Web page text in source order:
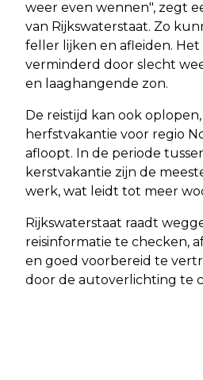
weer even wennen", zegt
van Rijkswaterstaat. Zo
feller lijken en afleiden.
verminderd door slecht
en laaghangende zon.
De reistijd kan ook
herfstvakantie voor regio
afloopt. In de periode
kerstvakantie zijn de
werk, wat leidt tot meer
Rijkswaterstaat raadt
reisinformatie te checken,
en goed voorbereid te
door de autoverlichting te